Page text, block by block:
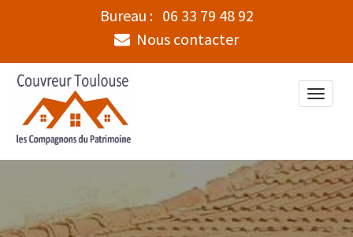
Bureau : 06 33 79 48 92
Nous contacter
Toggle